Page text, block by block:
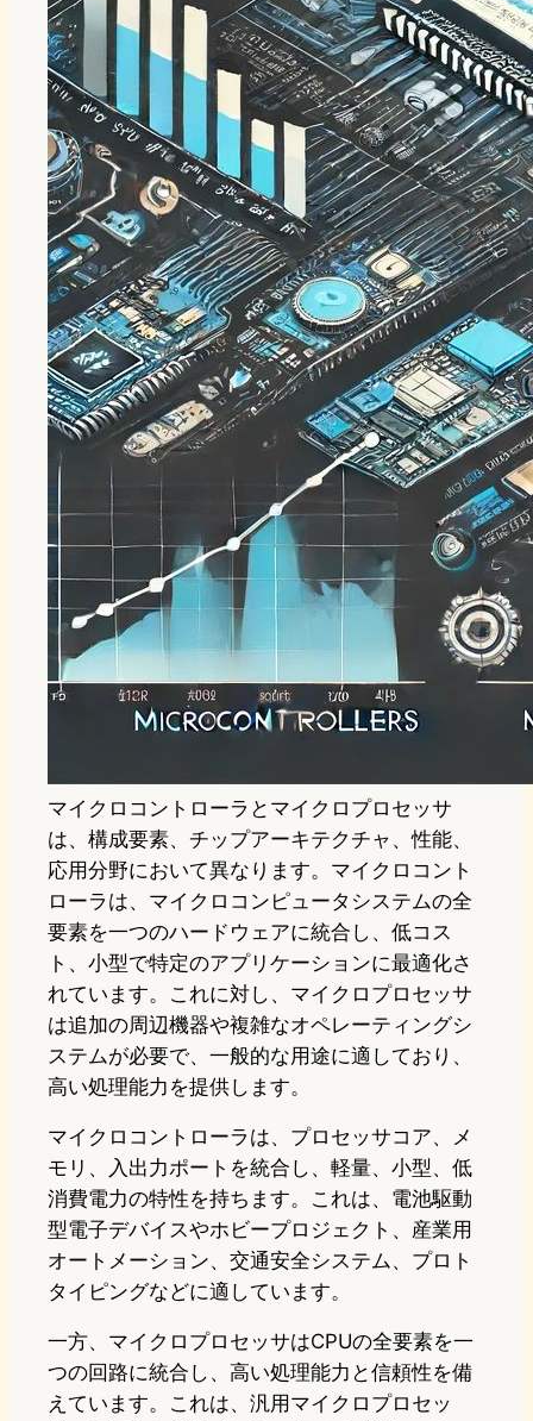
マイクロコントローラとマイクロプロセッサ
は、構成要素、チップアーキテクチャ、性能、
応用分野において異なります。マイクロコント
ローラは、マイクロコンピュータシステムの全
要素を一つのハードウェアに統合し、低コス
ト、小型で特定のアプリケーションに最適化さ
れています。これに対し、マイクロプロセッサ
は追加の周辺機器や複雑なオペレーティングシ
ステムが必要で、一般的な用途に適しており、
高い処理能力を提供します。
マイクロコントローラは、プロセッサコア、メ
モリ、入出力ポートを統合し、軽量、小型、低
消費電力の特性を持ちます。これは、電池駆動
型電子デバイスやホビープロジェクト、産業用
オートメーション、交通安全システム、プロト
タイピングなどに適しています。
一方、マイクロプロセッサはCPUの全要素を一
つの回路に統合し、高い処理能力と信頼性を備
えています。これは、汎用マイクロプロセッ